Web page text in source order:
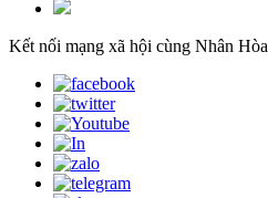
Kết nối mạng xã hội cùng Nhân Hòa